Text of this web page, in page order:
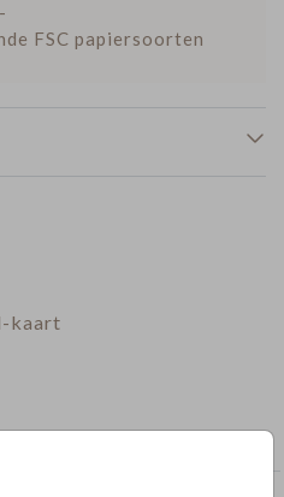
FSC papiersoorten
kaart